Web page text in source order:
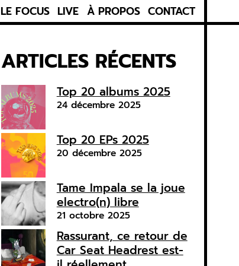
LE FOCUS LIVE À PROPOS CONTACT
ARTICLES RÉCENTS
Top 20 albums 2025
24 décembre 2025
Top 20 EPs 2025
20 décembre 2025
Tame Impala se la joue
electro(n) libre
21 octobre 2025
Rassurant, ce retour de
Car Seat Headrest est-